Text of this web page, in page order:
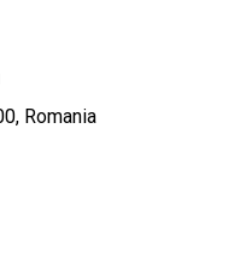
Romania